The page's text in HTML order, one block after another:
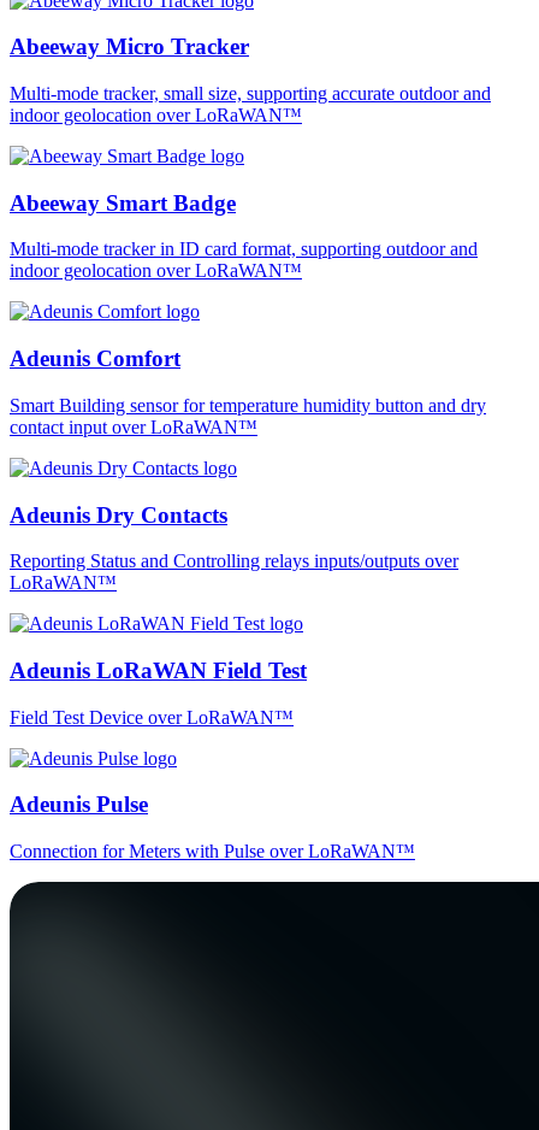
Abeeway Micro Tracker
Multi-mode tracker, small size, supporting accurate outdoor and
indoor geolocation over LoRaWAN™
Abeeway Smart Badge
Multi-mode tracker in ID card format, supporting outdoor and
indoor geolocation over LoRaWAN™
Adeunis Comfort
Smart Building sensor for temperature humidity button and dry
contact input over LoRaWAN™
Adeunis Dry Contacts
Reporting Status and Controlling relays inputs/outputs over
LoRaWAN™
Adeunis LoRaWAN Field Test
Field Test Device over LoRaWAN™
Adeunis Pulse
Connection for Meters with Pulse over LoRaWAN™